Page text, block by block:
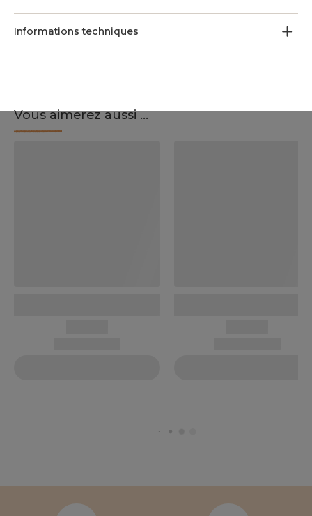
Informations techniques
Vous aimerez aussi ...